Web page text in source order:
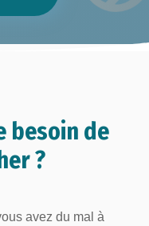
besoin de
?
avez du mal à